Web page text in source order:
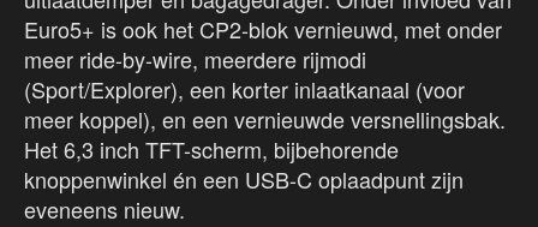
Euro5+ is ook het CP2-blok vernieuwd, met onder
meer ride-by-wire, meerdere rijmodi
(Sport/Explorer), een korter inlaatkanaal (voor
meer koppel), en een vernieuwde versnellingsbak.
Het 6,3 inch TFT-scherm, bijbehorende
knoppenwinkel én een USB-C oplaadpunt zijn
eveneens nieuw.